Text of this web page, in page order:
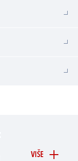
VIŠE